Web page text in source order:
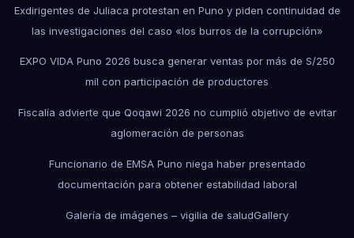
Exdirigentes de Juliaca protestan en Puno y piden continuidad de
las investigaciones del caso «los burros de la corrupción»
EXPO VIDA Puno 2026 busca generar ventas por más de S/250
mil con participación de productores
Fiscalía advierte que Qoqawi 2026 no cumplió objetivo de evitar
aglomeración de personas
Funcionario de EMSA Puno niega haber presentado
documentación para obtener estabilidad laboral
Galería de imágenes – vigilia de saludGallery